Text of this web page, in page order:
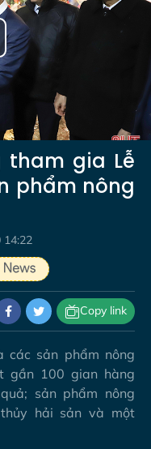
tham gia Lễ
phẩm nông
14:22
Copy link
các sản phẩm nông
gần 100 gian hàng
sản phẩm nông
hải sản và một